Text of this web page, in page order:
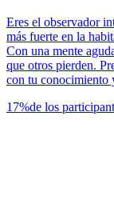
Eres el observador
más fuerte en la
Con una mente
que otros pierden.
con tu conocimiento
17%de los